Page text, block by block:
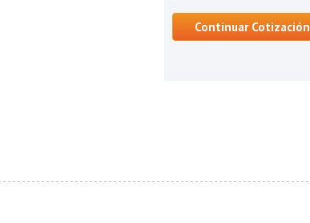
Continuar Cotización